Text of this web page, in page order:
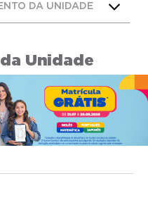
DA UNIDADE
Unidade